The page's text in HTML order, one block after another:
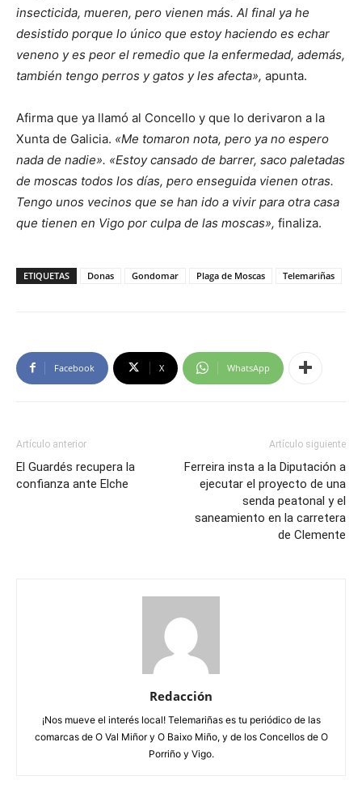
insecticida, mueren, pero vienen más. Al final ya he
desistido porque lo único que estoy haciendo es echar
veneno y es peor el remedio que la enfermedad, además,
también tengo perros y gatos y les afecta», apunta.
Afirma que ya llamó al Concello y que lo derivaron a la
Xunta de Galicia. «Me tomaron nota, pero ya no espero
nada de nadie». «Estoy cansado de barrer, saco paletadas
de moscas todos los días, pero enseguida vienen otras.
Tengo unos vecinos que se han ido a vivir para otra casa
que tienen en Vigo por culpa de las moscas», finaliza.
ETIQUETAS Donas Gondomar Plaga de Moscas Telemariñas
Facebook X WhatsApp
Artículo anterior
El Guardés recupera la
confianza ante Elche
Artículo siguiente
Ferreira insta a la Diputación a
ejecutar el proyecto de una
senda peatonal y el
saneamiento en la carretera
de Clemente
Redacción
¡Nos mueve el interés local! Telemariñas es tu periódico de las
comarcas de O Val Miñor y O Baixo Miño, y de los Concellos de O
Porriño y Vigo.